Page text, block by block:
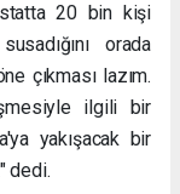
statta 20 bin kişi
orada
çıkması lazım.
ilgili bir
yakışacak bir
dedi.